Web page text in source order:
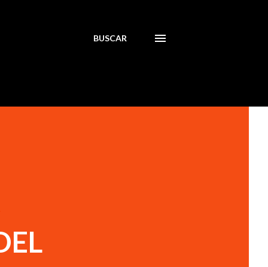
BUSCAR